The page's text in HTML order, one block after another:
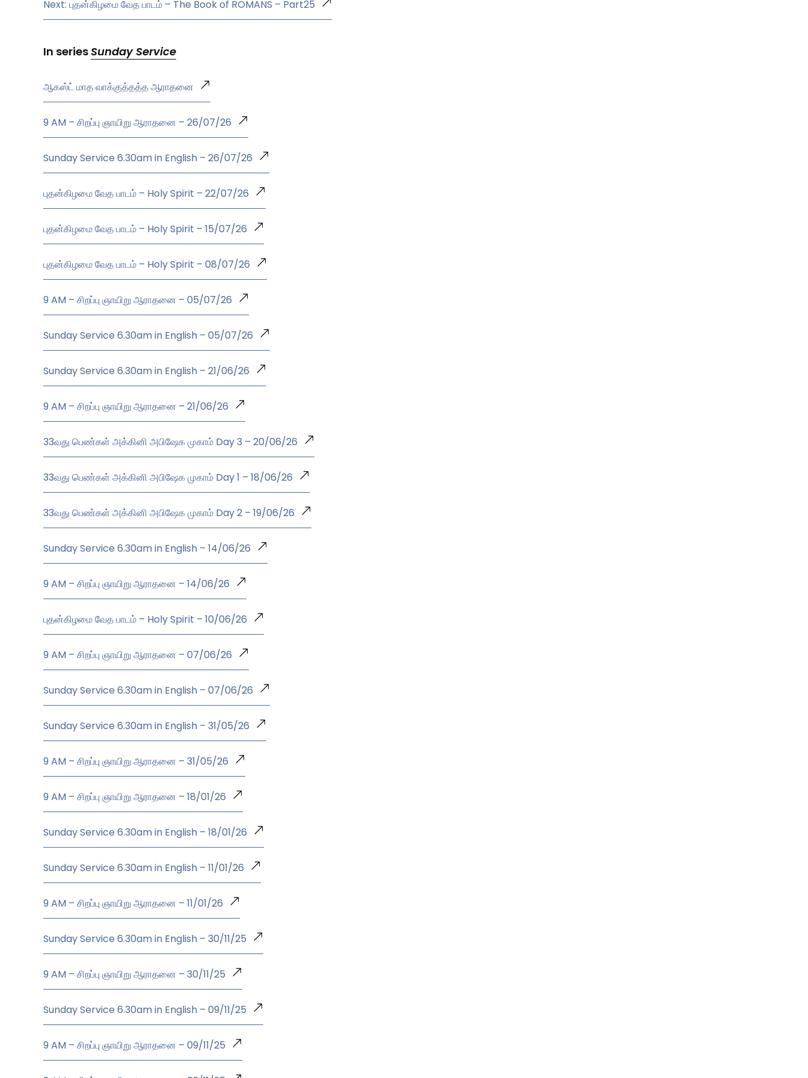
Next: புதன்கிழமை வேத பாடம் – The Book of ROMANS – Part25
In seriesSunday Service
ஆகஸ்ட் மாத வாக்குத்தத்த ஆராதனை
9 AM – சிறப்பு ஞாயிறு ஆராதனை – 26/07/26
Sunday Service 6.30am in English – 26/07/26
புதன்கிழமை வேத பாடம் – Holy Spirit – 22/07/26
புதன்கிழமை வேத பாடம் – Holy Spirit – 15/07/26
புதன்கிழமை வேத பாடம் – Holy Spirit – 08/07/26
9 AM – சிறப்பு ஞாயிறு ஆராதனை – 05/07/26
Sunday Service 6.30am in English – 05/07/26
Sunday Service 6.30am in English – 21/06/26
9 AM – சிறப்பு ஞாயிறு ஆராதனை – 21/06/26
33வது பெண்கள் அக்கினி அபிஷேக முகாம் Day 3 – 20/06/26
33வது பெண்கள் அக்கினி அபிஷேக முகாம் Day 1 – 18/06/26
33வது பெண்கள் அக்கினி அபிஷேக முகாம் Day 2 – 19/06/26
Sunday Service 6.30am in English – 14/06/26
9 AM – சிறப்பு ஞாயிறு ஆராதனை – 14/06/26
புதன்கிழமை வேத பாடம் – Holy Spirit – 10/06/26
9 AM – சிறப்பு ஞாயிறு ஆராதனை – 07/06/26
Sunday Service 6.30am in English – 07/06/26
Sunday Service 6.30am in English – 31/05/26
9 AM – சிறப்பு ஞாயிறு ஆராதனை – 31/05/26
9 AM – சிறப்பு ஞாயிறு ஆராதனை – 18/01/26
Sunday Service 6.30am in English – 18/01/26
Sunday Service 6.30am in English – 11/01/26
9 AM – சிறப்பு ஞாயிறு ஆராதனை – 11/01/26
Sunday Service 6.30am in English – 30/11/25
9 AM – சிறப்பு ஞாயிறு ஆராதனை – 30/11/25
Sunday Service 6.30am in English – 09/11/25
9 AM – சிறப்பு ஞாயிறு ஆராதனை – 09/11/25